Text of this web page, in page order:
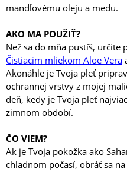
mandľovému oleju a medu.
AKO MA POUŽIŤ?
Než sa do mňa pustíš, určite
Čistiacim mliekom Aloe Vera
Akonáhle je Tvoja pleť
ochrannej vrstvy z mojej
deň, kedy je Tvoja pleť
zimnom období.
ČO VIEM?
Ak je Tvoja pokožka ako
chladnom počasí, obráť sa